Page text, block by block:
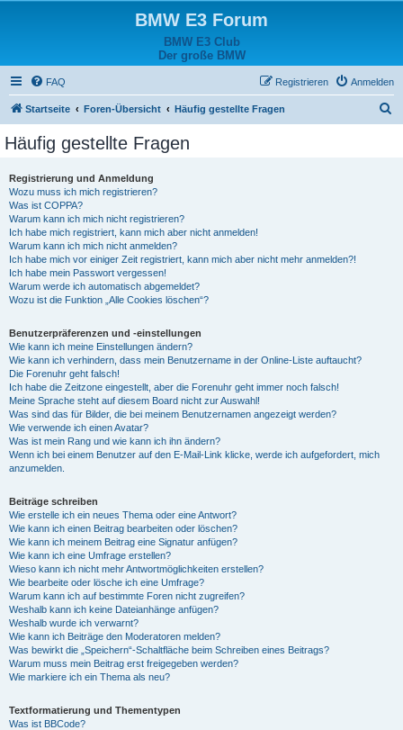
BMW E3 Forum
BMW E3 Club
Der große BMW
FAQ Anmelden
Registrieren
Startseite Foren-Übersicht Häufig gestellte Fragen
Häufig gestellte Fragen
Registrierung und Anmeldung
Wozu muss ich mich registrieren?
Was ist COPPA?
Warum kann ich mich nicht registrieren?
Ich habe mich registriert, kann mich aber nicht anmelden!
Warum kann ich mich nicht anmelden?
Ich habe mich vor einiger Zeit registriert, kann mich aber nicht mehr anmelden?!
Ich habe mein Passwort vergessen!
Warum werde ich automatisch abgemeldet?
Wozu ist die Funktion „Alle Cookies löschen“?
Benutzerpräferenzen und -einstellungen
Wie kann ich meine Einstellungen ändern?
Wie kann ich verhindern, dass mein Benutzername in der Online-Liste auftaucht?
Die Forenuhr geht falsch!
Ich habe die Zeitzone eingestellt, aber die Forenuhr geht immer noch falsch!
Meine Sprache steht auf diesem Board nicht zur Auswahl!
Was sind das für Bilder, die bei meinem Benutzernamen angezeigt werden?
Wie verwende ich einen Avatar?
Was ist mein Rang und wie kann ich ihn ändern?
Wenn ich bei einem Benutzer auf den E-Mail-Link klicke, werde ich aufgefordert, mich
anzumelden.
Beiträge schreiben
Wie erstelle ich ein neues Thema oder eine Antwort?
Wie kann ich einen Beitrag bearbeiten oder löschen?
Wie kann ich meinem Beitrag eine Signatur anfügen?
Wie kann ich eine Umfrage erstellen?
Wieso kann ich nicht mehr Antwortmöglichkeiten erstellen?
Wie bearbeite oder lösche ich eine Umfrage?
Warum kann ich auf bestimmte Foren nicht zugreifen?
Weshalb kann ich keine Dateianhänge anfügen?
Weshalb wurde ich verwarnt?
Wie kann ich Beiträge den Moderatoren melden?
Was bewirkt die „Speichern“-Schaltfläche beim Schreiben eines Beitrags?
Warum muss mein Beitrag erst freigegeben werden?
Wie markiere ich ein Thema als neu?
Textformatierung und Thementypen
Was ist BBCode?